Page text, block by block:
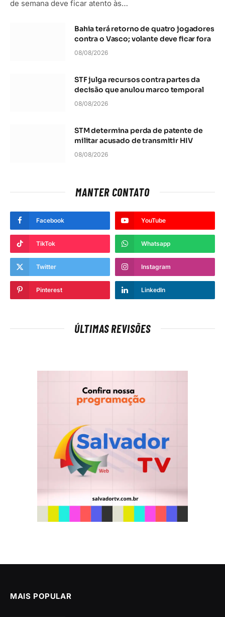
de semana deve ficar atento às…
Bahia terá retorno de quatro jogadores
contra o Vasco; volante deve ficar fora
08/08/2026
STF julga recursos contra partes da
decisão que anulou marco temporal
08/08/2026
STM determina perda de patente de
militar acusado de transmitir HIV
08/08/2026
MANTER CONTATO
Facebook YouTube
TikTok Whatsapp
Twitter Instagram
Pinterest LinkedIn
ÚLTIMAS REVISÕES
MAIS POPULAR